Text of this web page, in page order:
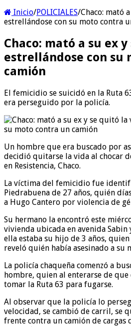
Inicio/POLICIALES/Chaco: mató
estrellándose con su moto contra
Chaco: mató a su ex
estrellándose con su
camión
El femicidio se suicidó en la Ruta
era perseguido por la policía.
Un hombre que era buscado por
decidió quitarse la vida al chocar
en Resistencia, Chaco.
La víctima del femicidio fue
Piedrabuena de 27 años, quién
a Hugo Cantero por violencia de
Su hermano la encontró este
vivienda ubicada en avenida Sabin
ella estaba su hijo de 3 años,
reveló quién había asesinado a su
La policía chaqueña comenzó a
hombre, quien al enterarse de
tomar la Ruta 63 para fugarse.
Al observar que la policía lo
velocidad, se cambió de carril, se
frente contra un camión de cargas